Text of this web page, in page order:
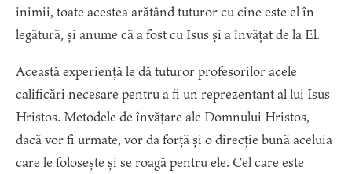
inimii, toate acestea arătând tuturor cu cine este el în
legătură, și anume că a fost cu Isus și a învățat de la El.
Această experiență le dă tuturor profesorilor acele
calificări necesare pentru a fi un reprezentant al lui Isus
Hristos. Metodele de învățare ale Domnului Hristos,
dacă vor fi urmate, vor da forță și o direcție bună aceluia
care le folosește și se roagă pentru ele. Cel care este